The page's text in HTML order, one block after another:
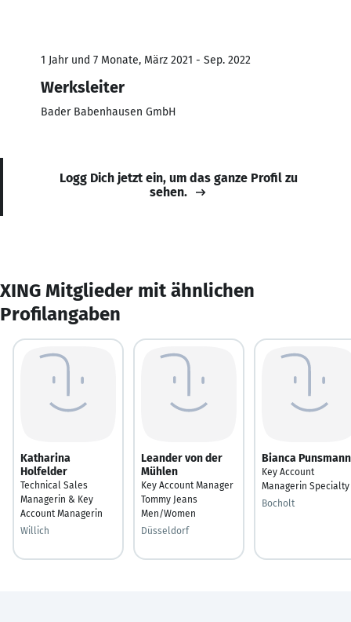
1 Jahr und 7 Monate, März 2021 - Sep. 2022
Werksleiter
Bader Babenhausen GmbH
Logg Dich jetzt ein, um das ganze Profil zu
sehen.
XING Mitglieder mit ähnlichen
Profilangaben
Katharina
Holfelder
Technical Sales
Managerin & Key
Account Managerin
Willich
Leander von der
Mühlen
Key Account Manager
Tommy Jeans
Men/Women
Düsseldorf
Bianca Punsmann
Key Account
Managerin Specialty
Bocholt